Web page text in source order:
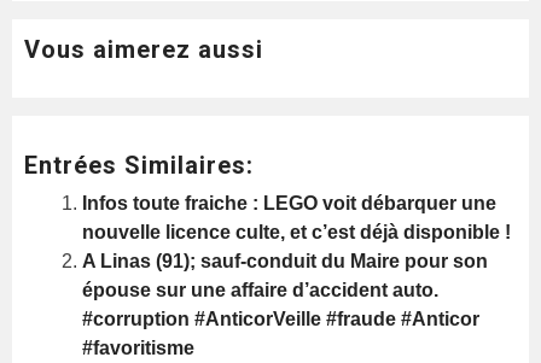
Vous aimerez aussi
Entrées Similaires:
Infos toute fraiche : LEGO voit débarquer une
nouvelle licence culte, et c’est déjà disponible !
A Linas (91); sauf-conduit du Maire pour son
épouse sur une affaire d’accident auto.
#corruption #AnticorVeille #fraude #Anticor
#favoritisme